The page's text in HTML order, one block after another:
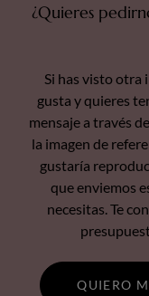
¿Quieres
Si has visto otra
gusta y quieres
mensaje a través
la imagen de
gustaría
que enviemos
necesitas. Te
QUIERO